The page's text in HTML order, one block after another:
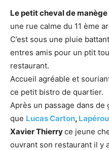
Le petit cheval de manège
une rue calme du 11 ème
C’est sous une pluie
entres amis pour un ptit
restaurant.
Accueil agréable et
ce petit bistro de quartier.
Après un passage dans de
que Lucas Carton,
Xavier Thierryce jeune
ouvrant son restaurant il y